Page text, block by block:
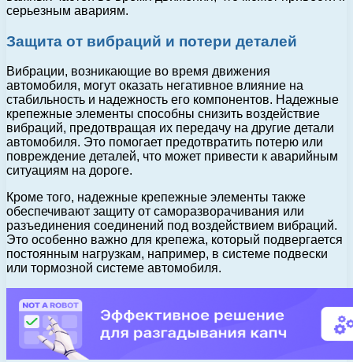
серьезным авариям.
Защита от вибраций и потери деталей
Вибрации, возникающие во время движения
автомобиля, могут оказать негативное влияние на
стабильность и надежность его компонентов. Надежные
крепежные элементы способны снизить воздействие
вибраций, предотвращая их передачу на другие детали
автомобиля. Это помогает предотвратить потерю или
повреждение деталей, что может привести к аварийным
ситуациям на дороге.
Кроме того, надежные крепежные элементы также
обеспечивают защиту от саморазворачивания или
разъединения соединений под воздействием вибраций.
Это особенно важно для крепежа, который подвергается
постоянным нагрузкам, например, в системе подвески
или тормозной системе автомобиля.